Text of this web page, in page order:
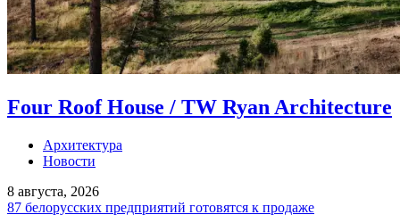
Four Roof House / TW Ryan Architecture
Архитектура
Новости
8 августа, 2026
87 белорусских предприятий готовятся к продаже